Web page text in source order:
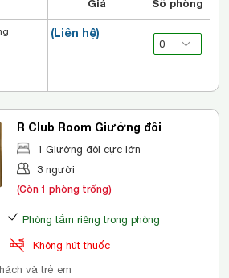
Giá Số phòng
(Liên hệ)
R Club Room Giường đôi
1 Giường đôi cực lớn
3 người
(Còn 1 phòng trống)
Phòng tắm riêng trong phòng
Không hút thuốc
và trẻ em